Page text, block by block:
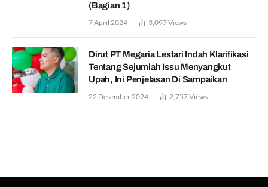
(Bagian 1)
7 April 2024 3,097Views
Dirut PT Megaria Lestari Indah Klarifikasi
Tentang Sejumlah Issu Menyangkut
Upah, Ini Penjelasan Di Sampaikan
22 Desember 2024 2,757Views